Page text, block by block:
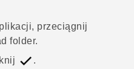
przeciągnij
folder.
.